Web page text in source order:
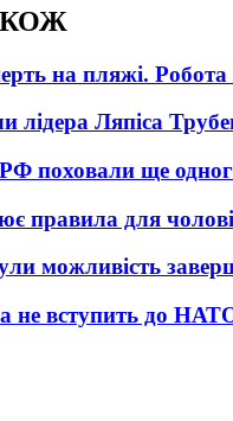
на пляжі.
лідера Ляпіса
поховали ще
правила для
можливість
не вступить до